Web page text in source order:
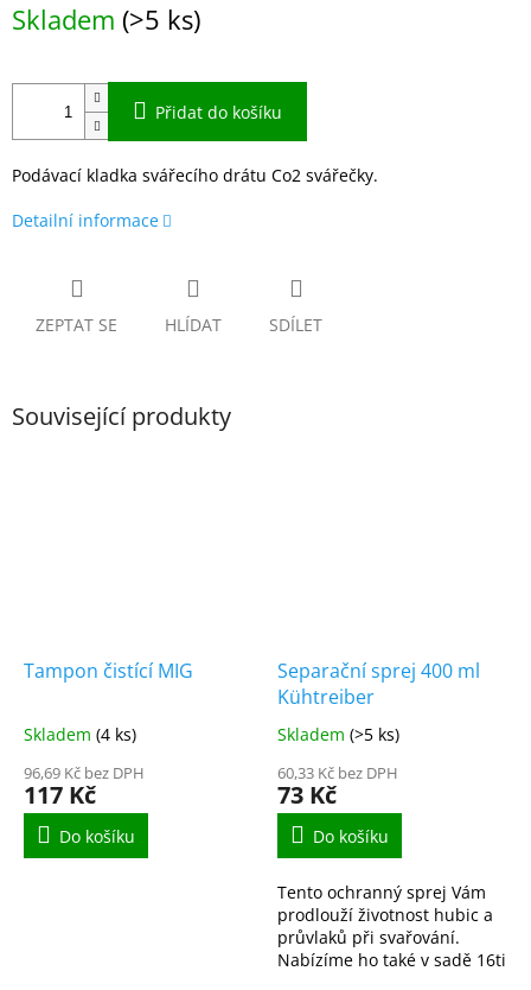
cena:
Skladem (>5 ks)
Přidat do košíku
Podávací kladka svářecího drátu Co2 svářečky.
Detailní informace
ZEPTAT SE HLÍDAT SDÍLET
Související produkty
Tampon čistící MIG
Skladem (4 ks)
96,69 Kč bez DPH
117 Kč
Do košíku
Separační sprej 400 ml
Kühtreiber
Skladem (>5 ks)
60,33 Kč bez DPH
73 Kč
Do košíku
Tento ochranný sprej Vám
prodlouží životnost hubic a
průvlaků při svařování.
Nabízíme ho také v sadě 16ti